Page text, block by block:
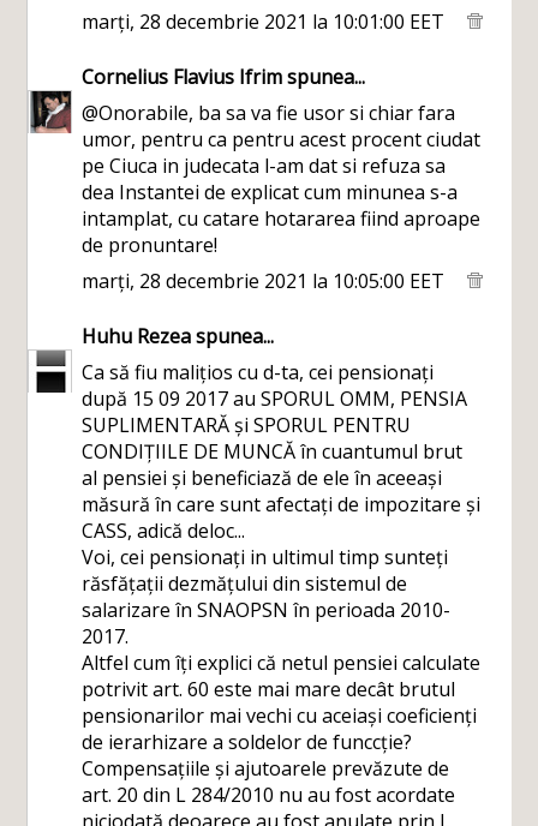
marți, 28 decembrie 2021 la 10:01:00 EET
Cornelius Flavius Ifrimspunea...
@Onorabile, ba sa va fie usor si chiar fara
umor, pentru ca pentru acest procent ciudat
pe Ciuca in judecata l-am dat si refuza sa
dea Instantei de explicat cum minunea s-a
intamplat, cu catare hotararea fiind aproape
de pronuntare!
marți, 28 decembrie 2021 la 10:05:00 EET
Huhu Rezeaspunea...
Ca să fiu malițios cu d-ta, cei pensionați
după 15 09 2017 au SPORUL OMM, PENSIA
SUPLIMENTARĂ și SPORUL PENTRU
CONDIȚIILE DE MUNCĂ în cuantumul brut
al pensiei și beneficiază de ele în aceeași
măsură în care sunt afectați de impozitare și
CASS, adică deloc...
Voi, cei pensionați in ultimul timp sunteți
răsfățații dezmățului din sistemul de
salarizare în SNAOPSN în perioada 2010-
2017.
Altfel cum îți explici că netul pensiei calculate
potrivit art. 60 este mai mare decât brutul
pensionarilor mai vechi cu aceiași coeficienți
de ierarhizare a soldelor de funccție?
Compensațiile și ajutoarele prevăzute de
art. 20 din L 284/2010 nu au fost acordate